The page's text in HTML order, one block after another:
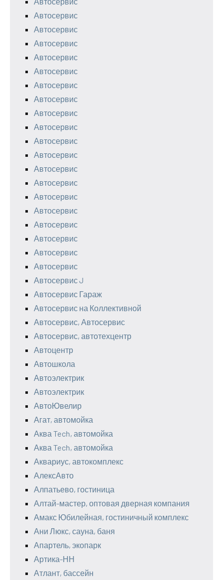
Автосервис
Автосервис
Автосервис
Автосервис
Автосервис
Автосервис
Автосервис
Автосервис
Автосервис
Автосервис
Автосервис
Автосервис
Автосервис
Автосервис
Автосервис
Автосервис
Автосервис
Автосервис
Автосервис
Автосервис J
Автосервис Гараж
Автосервис на Коллективной
Автосервис, Автосервис
Автосервис, автотехцентр
Автоцентр
Автошкола
Автоэлектрик
Автоэлектрик
АвтоЮвелир
Агат, автомойка
Аква Tech, автомойка
Аква Tech, автомойка
Аквариус, автокомплекс
АлексАвто
Алпатьево, гостиница
Алтай-мастер, оптовая дверная компания
Амакс Юбилейная, гостиничный комплекс
Ани Люкс, сауна, баня
Апартель, экопарк
Артика-НН
Атлант, бассейн